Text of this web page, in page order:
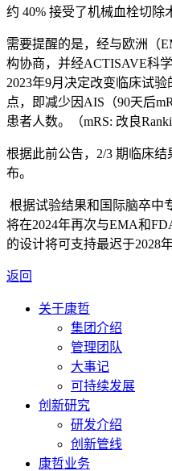
约 40% 接受了机械血栓切除
需要提醒的是，经与欧洲（
构协商，并经ACTISAVE科
2023年9月决定改变临床试
点，即减少因 AIS （90天后
患者人数。（mRS: 改良
根据此前公告， 2/3 期临床结
布。
根据试验结果和国际脑卒中
将在2024年再次与EMA和
的设计将可支持最迟于2028
返回
关于康哲
集团介绍
管理团队
大事记
可持续发展
创新研究
研发介绍
创新管线
康哲业务